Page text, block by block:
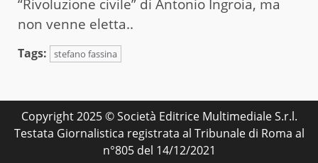
“Rivoluzione civile” di Antonio Ingroia, ma
non venne eletta..
Tags: stefano fassina
Copyright 2025 © Società Editrice Multimediale S.r.l.
Testata Giornalistica registrata al Tribunale di Roma al
n°805 del 14/12/2021